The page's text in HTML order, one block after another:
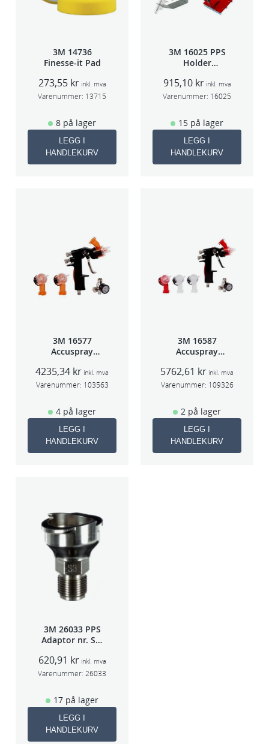
3M 14736
Finesse-it Pad
273,55 kr inkl. mva
Varenummer: 13715
8 på lager
LEGG I
HANDLEKURV
3M 16025 PPS
Holder
915,10 kr inkl. mva
Varenummer: 16025
15 på lager
LEGG I
HANDLEKURV
3M 16577
Accuspray
HG14
4235,34 kr inkl. mva
Varenummer: 103563
4 på lager
LEGG I
HANDLEKURV
3M 16587
Accuspray
HGP
5762,61 kr inkl. mva
Varenummer: 109326
2 på lager
LEGG I
HANDLEKURV
3M 26033 PPS
Adaptor nr. S-3
620,91 kr inkl. mva
Varenummer: 26033
17 på lager
LEGG I
HANDLEKURV